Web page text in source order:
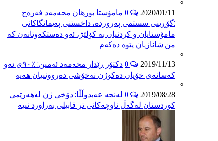
2020/01/11
مامۆستا بورهان محەمەد فەرەج
:گۆڕینی سستمی پەروردە، داخستنی پەیمانگاکانی
مامۆستایان و کردنیان بە کۆلێژ، ئەو دەستکەوتانەن کە
من شانازیان پێوە دەکەم
2019/11/13
دکتۆر رێدار محەمەد ئەمین: ٪٩٠ی ئەو
کەسانەی خۆیان دەکوژن نەخۆشی دەروونییان هەیە
2019/08/28
لەنجە عەبدوڵڵا: دۆخی ژن لەهەرێمی
کوردستان لەگەڵ ناوچەکانی تر قابیلی بەراورد نییە